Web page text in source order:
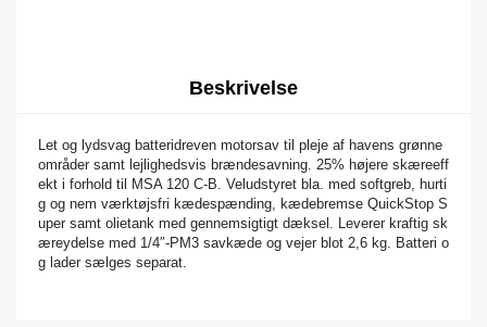
Beskrivelse
Let og lydsvag batteridreven motorsav til pleje af havens grønne
områder samt lejlighedsvis brændesavning. 25% højere skæreeff
ekt i forhold til MSA 120 C-B. Veludstyret bla. med softgreb, hurti
g og nem værktøjsfri kædespænding, kædebremse QuickStop S
uper samt olietank med gennemsigtigt dæksel. Leverer kraftig sk
æreydelse med 1/4″-PM3 savkæde og vejer blot 2,6 kg. Batteri o
g lader sælges separat.